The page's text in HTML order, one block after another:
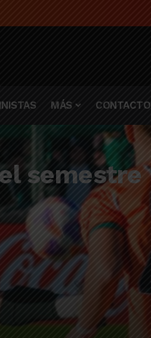
MÁS CONTACTO
semestre